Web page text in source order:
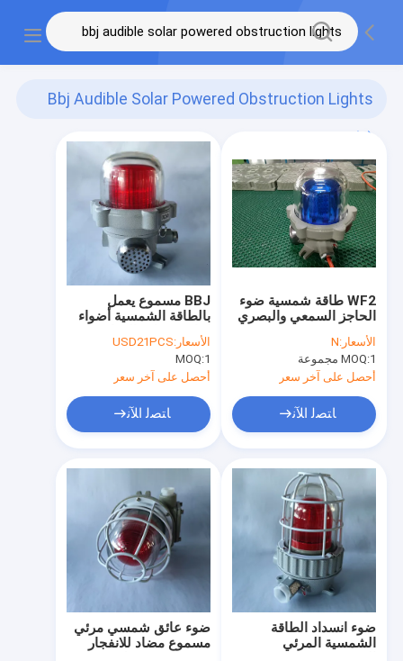
Bbj Audible Solar Powered Obstruction Lights
(5)
BBJ مسموع يعمل
بالطاقة الشمسية أضواء
إعاقة صفارة الإنذار حريق
السلامة والدليل على
الطقس القرن ستروب
الأسعار:USD21PCS
MOQ:1
أحصل على آخر سعر
ﺎﺘﺼﻟ ﺍﻶﻧ
WF2 طاقة شمسية ضوء
الحاجز السمعي والبصري
الأسعار:N
MOQ:1 مجموعة
أحصل على آخر سعر
ﺎﺘﺼﻟ ﺍﻶﻧ
ضوء عائق شمسي مرئي
مسموع مضاد للانفجار
ضوء انسداد الطاقة
الشمسية المرئي